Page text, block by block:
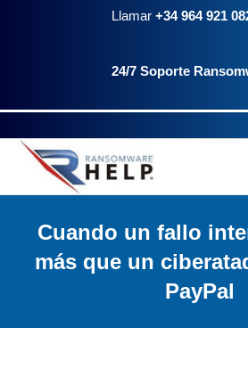
Llamar +34 964 921
24/7 Soporte
Cuando un fallo
más que un
PayPal